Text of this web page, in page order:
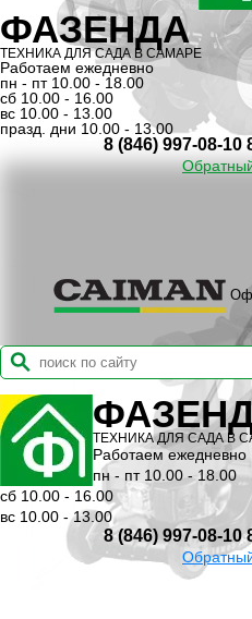
ФАЗЕНДА
ТЕХНИКА ДЛЯ САДА В САМАРЕ
Работаем ежедневно
пн - пт 10.00 - 18.00
сб 10.00 - 16.00
вс 10.00 - 13.00
празд. дни 10.00 - 13.00
8 (846) 997-08-10
ТЕХНИКА ДЛЯ САДА В
Работаем ежедневно
пн - пт 10.00 - 18.00
сб 10.00 - 16.00
вс 10.00 - 13.00
8 (846) 997-08-10